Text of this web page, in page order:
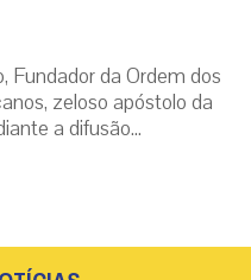
Fundador da Ordem dos
zeloso apóstolo da
a difusão...